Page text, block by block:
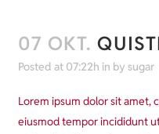
07 OKT.
Posted at 07:22h in by sugar
Lorem ipsum dolor sit amet,
eiusmod tempor incididunt